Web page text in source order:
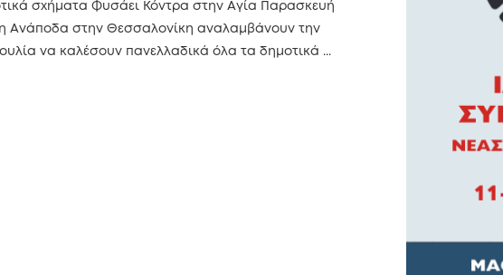
σχήματα Φυσάει Κόντρα στην Αγία Παρασκευή
Ανάποδα στην Θεσσαλονίκη αναλαμβάνουν την
να καλέσουν πανελλαδικά όλα τα δημοτικά ...